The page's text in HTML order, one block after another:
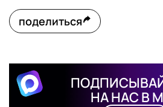
поделиться
НА НАС В